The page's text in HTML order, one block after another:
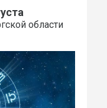
области